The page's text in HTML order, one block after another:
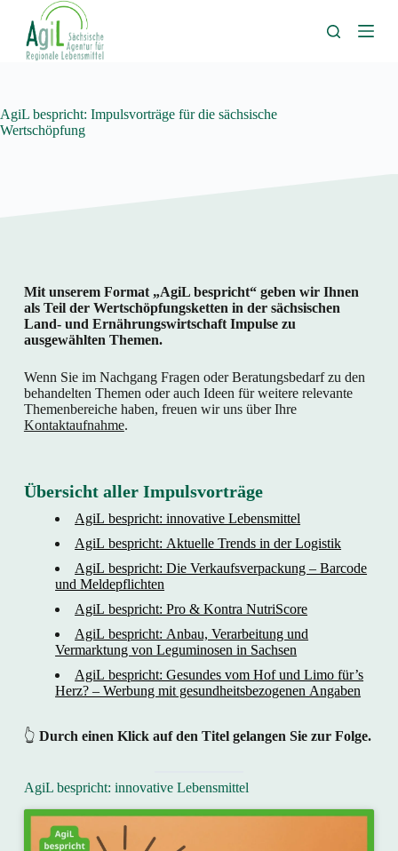
m
a
l
AgiL bespricht: Impulsvorträge für die sächsische
Wertschöpfung
Mit unserem Format „AgiL bespricht“ geben wir Ihnen
als Teil der Wertschöpfungsketten in der sächsischen
Land- und Ernährungswirtschaft Impulse zu
ausgewählten Themen.
Wenn Sie im Nachgang Fragen oder Beratungsbedarf zu den
behandelten Themen oder auch Ideen für weitere relevante
Themenbereiche haben, freuen wir uns über Ihre
Kontaktaufnahme.
Übersicht aller Impulsvorträge
AgiL bespricht: innovative Lebensmittel
AgiL bespricht: Aktuelle Trends in der Logistik
AgiL bespricht: Die Verkaufsverpackung – Barcode
und Meldepflichten
AgiL bespricht: Pro & Kontra NutriScore
AgiL bespricht: Anbau, Verarbeitung und
Vermarktung von Leguminosen in Sachsen
AgiL bespricht: Gesundes vom Hof und Limo für’s
Herz? – Werbung mit gesundheitsbezogenen Angaben
👆 Durch einen Klick auf den Titel gelangen Sie zur Folge.
AgiL bespricht: innovative Lebensmittel